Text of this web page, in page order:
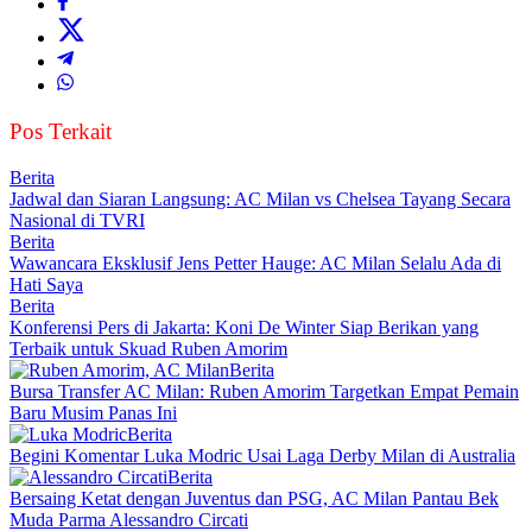
Pos Terkait
Berita
Jadwal dan Siaran Langsung: AC Milan vs Chelsea Tayang Secara
Nasional di TVRI
Berita
Wawancara Eksklusif Jens Petter Hauge: AC Milan Selalu Ada di
Hati Saya
Berita
Konferensi Pers di Jakarta: Koni De Winter Siap Berikan yang
Terbaik untuk Skuad Ruben Amorim
Berita
Bursa Transfer AC Milan: Ruben Amorim Targetkan Empat Pemain
Baru Musim Panas Ini
Berita
Begini Komentar Luka Modric Usai Laga Derby Milan di Australia
Berita
Bersaing Ketat dengan Juventus dan PSG, AC Milan Pantau Bek
Muda Parma Alessandro Circati